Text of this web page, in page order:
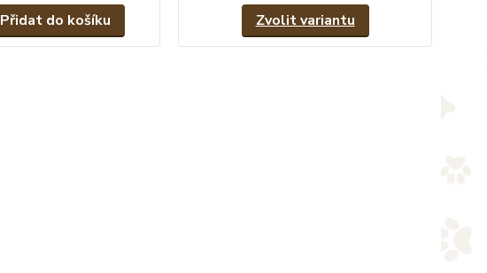
Přidat do košíku Zvolit variantu